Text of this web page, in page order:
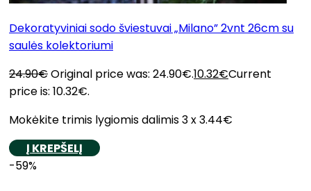
Dekoratyviniai sodo šviestuvai „Milano” 2vnt 26cm su
saulės kolektoriumi
24.90€Original price was: 24.90€.10.32€Current
price is: 10.32€.
Mokėkite trimis lygiomis dalimis 3 x 3.44€
Į KREPŠELĮ
-59%